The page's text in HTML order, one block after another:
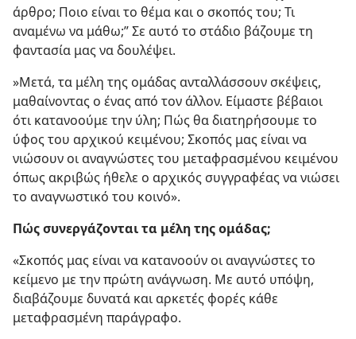
άρθρο; Ποιο είναι το θέμα και ο σκοπός του; Τι
αναμένω να μάθω;” Σε αυτό το στάδιο βάζουμε τη
φαντασία μας να δουλέψει.
»Μετά, τα μέλη της ομάδας ανταλλάσσουν σκέψεις,
μαθαίνοντας ο ένας από τον άλλον. Είμαστε βέβαιοι
ότι κατανοούμε την ύλη; Πώς θα διατηρήσουμε το
ύφος του αρχικού κειμένου; Σκοπός μας είναι να
νιώσουν οι αναγνώστες του μεταφρασμένου κειμένου
όπως ακριβώς ήθελε ο αρχικός συγγραφέας να νιώσει
το αναγνωστικό του κοινό».
Πώς συνεργάζονται τα μέλη της ομάδας;
«Σκοπός μας είναι να κατανοούν οι αναγνώστες το
κείμενο με την πρώτη ανάγνωση. Με αυτό υπόψη,
διαβάζουμε δυνατά και αρκετές φορές κάθε
μεταφρασμένη παράγραφο.